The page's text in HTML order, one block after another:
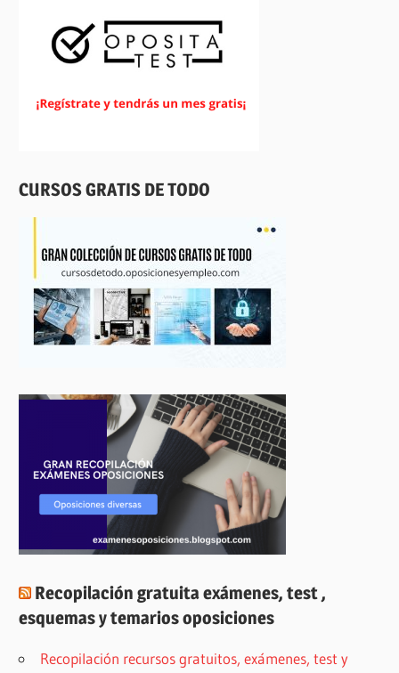
CURSOS GRATIS DE TODO
Recopilación gratuita exámenes, test ,
esquemas y temarios oposiciones
Recopilación recursos gratuitos, exámenes, test y